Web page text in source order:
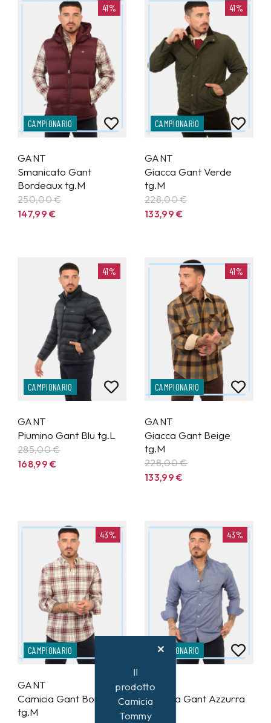
41%
CAMPIONARIO
GANT
Smanicato Gant
Bordeaux tg.M
250,00 €
147,99€
41%
CAMPIONARIO
GANT
Giacca Gant Verde
tg.M
228,00 €
133,99€
41%
CAMPIONARIO
GANT
Piumino Gant Blu tg.L
285,00 €
168,99€
41%
CAMPIONARIO
GANT
Giacca Gant Beige
tg.M
228,00 €
133,99€
43%
CAMPIONARIO
GANT
Camicia Gant Bordeaux
tg.M
43%
CAMPIONARIO
GANT
Camicia Gant Azzurra
tg.S
Il
prodotto
Camicia
Tommy